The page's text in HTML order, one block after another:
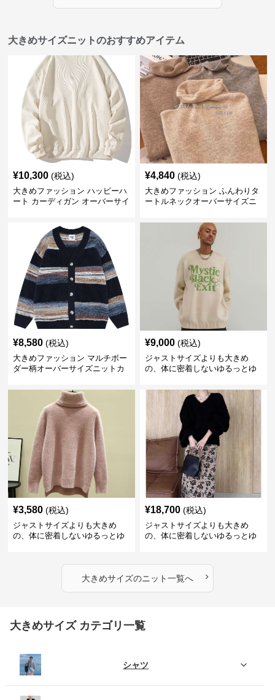
大きめサイズニットのおすすめアイテム
¥10,300 (税込)
大きめファッション ハッピーハ
ート カーディガン オーバーサイ
¥4,840 (税込)
大きめファッション ふんわりタ
ートルネックオーバーサイズニ
¥8,580 (税込)
大きめファッション マルチボー
ダー柄オーバーサイズニットカ
¥9,000 (税込)
ジャストサイズよりも大きめ
の、体に密着しないゆるっとゆ
ビッグシルエットロゴニット
¥3,580 (税込)
ジャストサイズよりも大きめ
の、体に密着しないゆるっとゆ
¥18,700 (税込)
ジャストサイズよりも大きめ
の、体に密着しないゆるっとゆ
りニット
大きめサイズのニット一覧へ ›
大きめサイズ カテゴリ一覧
シャツ